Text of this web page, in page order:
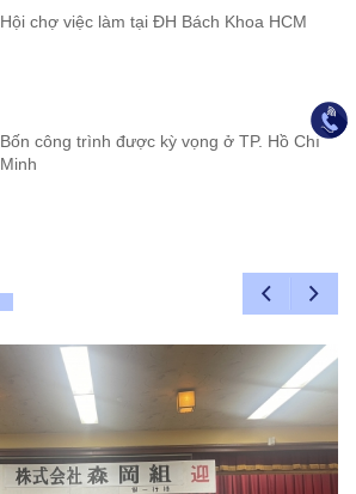
Hội chợ việc làm tại ĐH Bách Khoa HCM
Bốn công trình được kỳ vọng ở TP. Hồ Chí
Minh